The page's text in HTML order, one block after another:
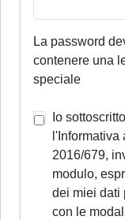
La password
contenere una
speciale
Io
2016/679,
modulo,
dei miei dati
con le